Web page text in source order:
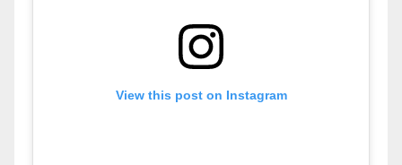
View this post on Instagram